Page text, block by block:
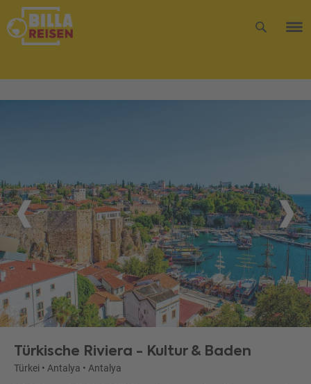
Türkische Riviera - Kultur & Baden
Türkei • Antalya • Antalya